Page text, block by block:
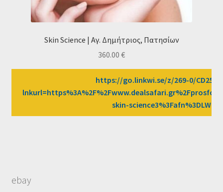
Skin Science | Αγ. Δημήτριος, Πατησίων
360.00 €
https://go.linkwi.se/z/269-0/
skin-science3%3Fafn%3DLW
ebay